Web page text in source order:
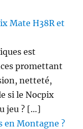
Mate H38R et
est
promettant
netteté,
si le Nocpix
jeu ? […]
en Montagne ?